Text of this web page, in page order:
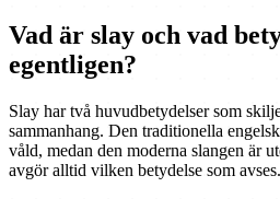
Vad är slay och vad
egentligen?
Slay har två huvudbetydelser som
sammanhang. Den traditionella
våld, medan den moderna slangen är
avgör alltid vilken betydelse som avses.